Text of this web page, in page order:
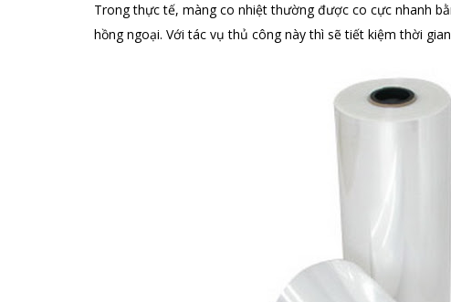
Trong thực tế, màng co nhiệt thường được co cực nhanh
hồng ngoại. Với tác vụ thủ công này thì sẽ tiết kiệm thời